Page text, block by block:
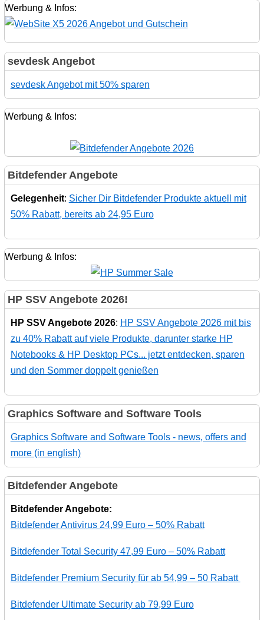
Werbung & Infos:
sevdesk Angebot
sevdesk Angebot mit 50% sparen
Werbung & Infos:
Bitdefender Angebote
Gelegenheit: Sicher Dir Bitdefender Produkte aktuell mit
50% Rabatt, bereits ab 24,95 Euro
Werbung & Infos:
HP SSV Angebote 2026!
HP SSV Angebote 2026: HP SSV Angebote 2026 mit bis
zu 40% Rabatt auf viele Produkte, darunter starke HP
Notebooks & HP Desktop PCs... jetzt entdecken, sparen
und den Sommer doppelt genießen
Graphics Software and Software Tools
Graphics Software and Software Tools - news, offers and
more (in english)
Bitdefender Angebote
Bitdefender Angebote:
Bitdefender Antivirus 24,99 Euro – 50% Rabatt
Bitdefender Total Security 47,99 Euro – 50% Rabatt
Bitdefender Premium Security für ab 54,99 – 50 Rabatt
Bitdefender Ultimate Security ab 79,99 Euro